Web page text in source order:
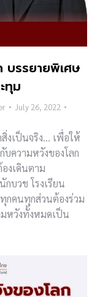
บรรยายพิเศษ
ทุม
July 26, 2022
งเป็นจริง… เพื่อให้
ความหวังของโลก
งเดินตาม
กบวช โรงเรียน
กคนทุกส่วนต้องร่วม
หวังทั้งหมดเป็น